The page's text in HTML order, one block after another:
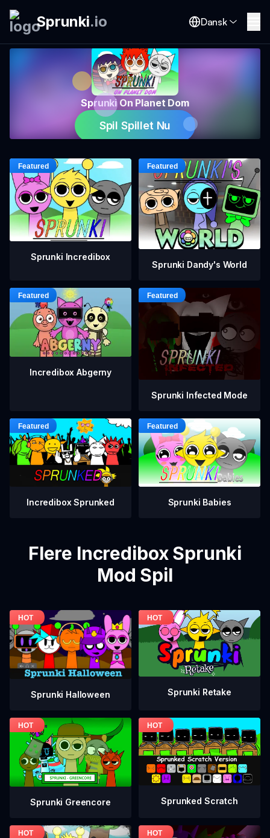
Sprunki.io Dansk
Sprunki On Planet Dom
Spil Spillet Nu
Sprunki Incredibox
Sprunki Dandy's World
Incredibox Abgerny
Sprunki Infected Mode
Incredibox Sprunked Sprunki Babies
Flere Incredibox Sprunki
Mod Spil
Sprunki Halloween Sprunki Retake
Sprunki Greencore Sprunked Scratch